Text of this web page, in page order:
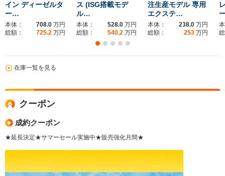
イン ディーゼルタ
ー…
本体： 708.0 万円
総額：
725.2 万円
ス (ISG搭載モデ
ル…
本体： 528.0 万円
総額：
540.2 万円
注生産モデル 専用
エクステ…
本体： 238.0 万円
総額：
253 万円
在庫一覧を見る
クーポン
成約クーポン
★延長決定★サマーセール実施中★販売強化月間★